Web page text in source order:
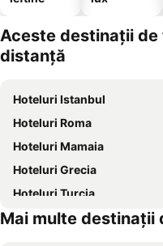
Aceste destinații de
distanță
Hoteluri Istanbul
Hoteluri Roma
Hoteluri Mamaia
Hoteluri Grecia
Hoteluri Turcia
Hoteluri Thassos
Mai multe destinații